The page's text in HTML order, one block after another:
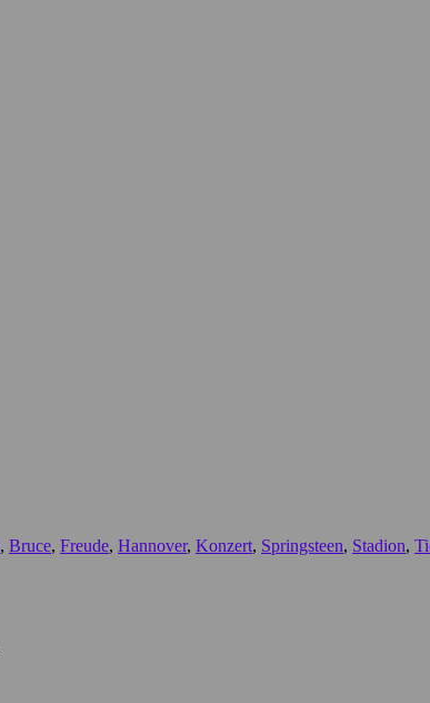
, Bruce, Freude, Hannover, Konzert, Springsteen, Stadion,